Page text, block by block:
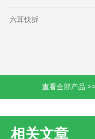
六耳快拆
查看全部产品 >>
相关文章